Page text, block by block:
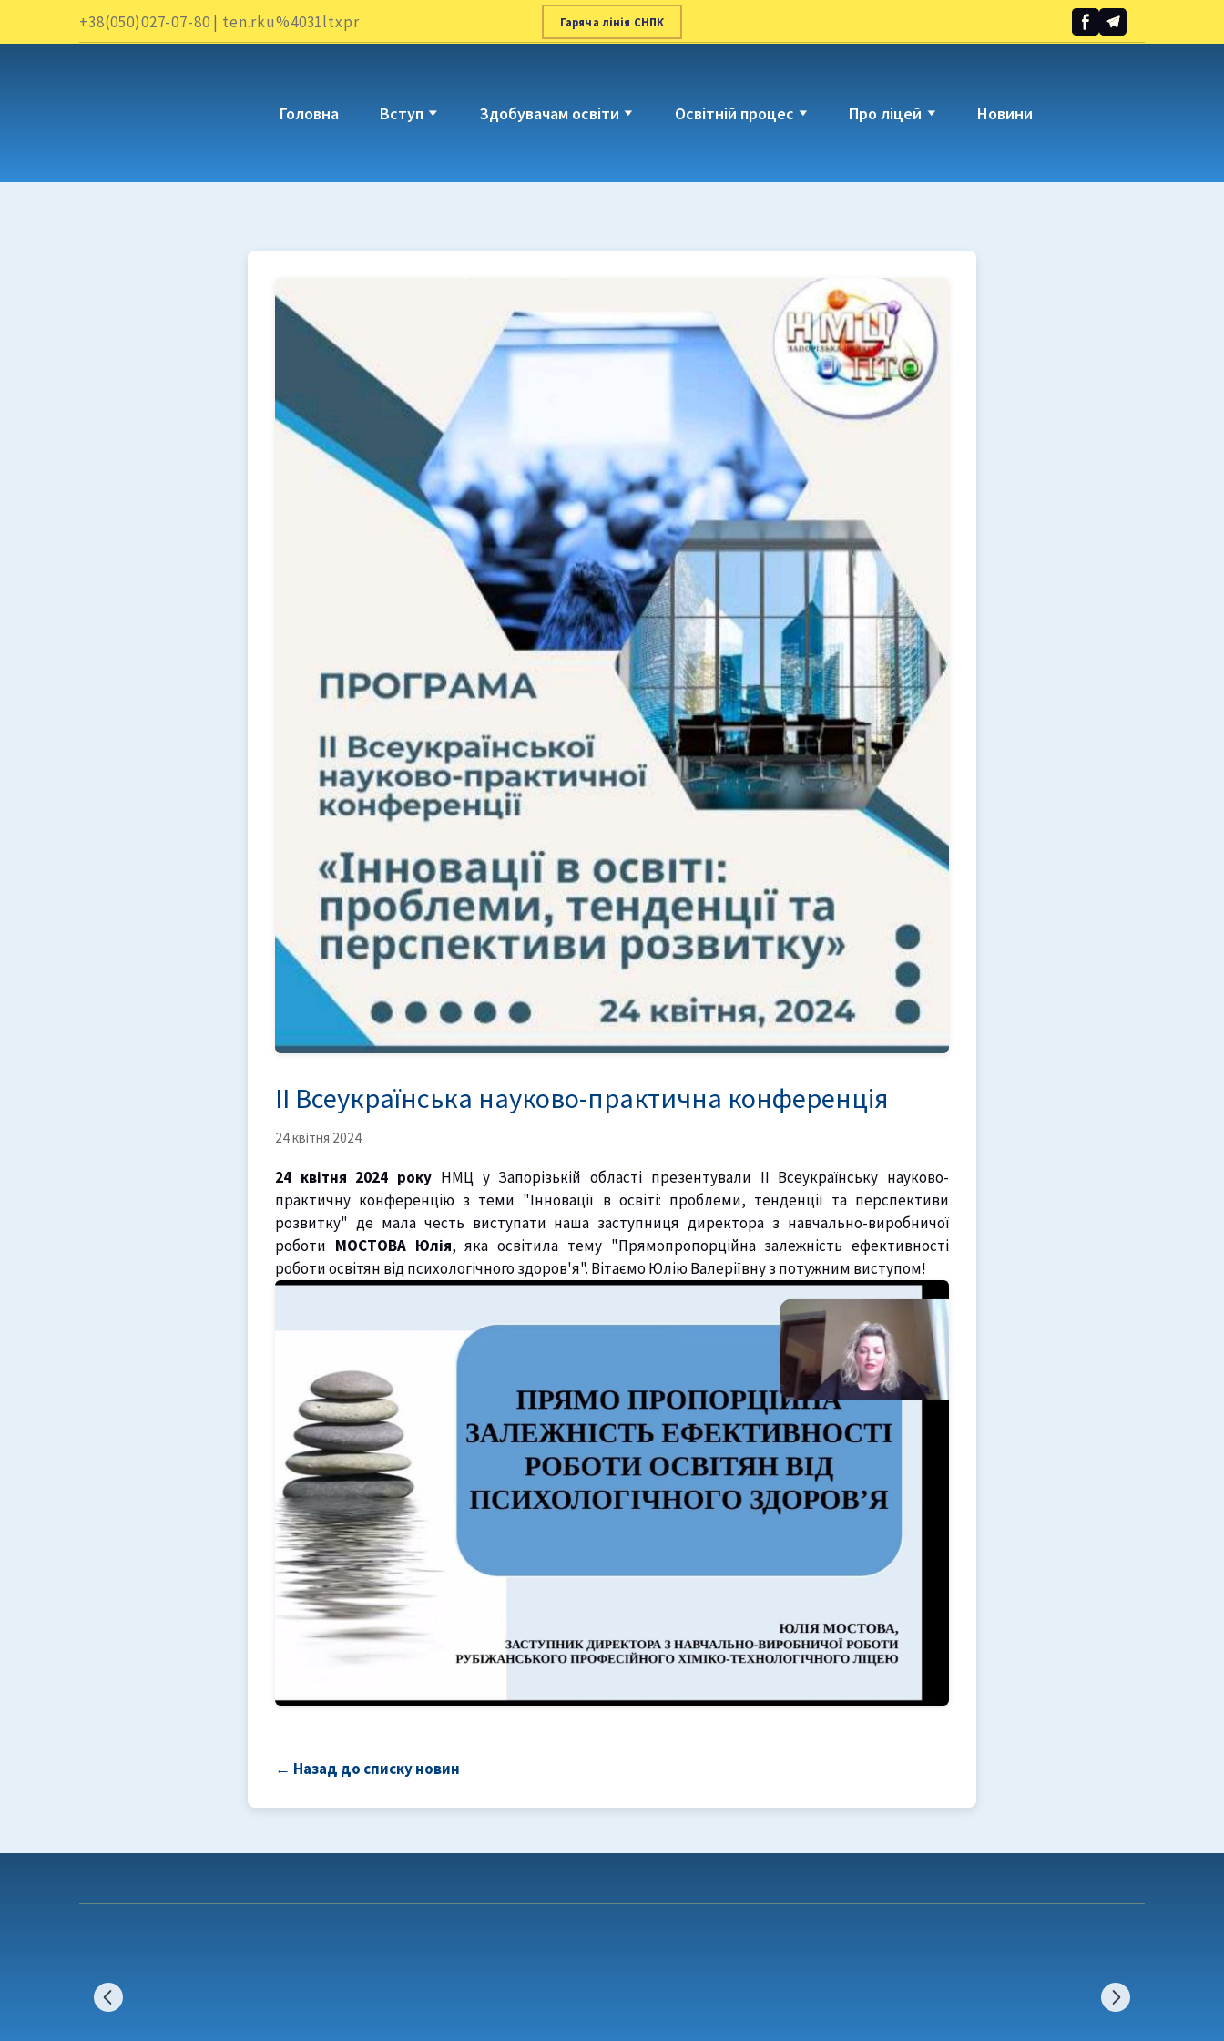
+38(050)027-07-80 | ten.rku%4031ltxpr Гаряча лінія СНПК
Головна Вступ Здобувачам освіти Освітній процес Про ліцей Новини
ІІ Всеукраїнська науково-практична конференція
24 квітня 2024
24 квітня 2024 року НМЦ у Запорізькій області презентували ІІ Всеукраїнську науково-
практичну конференцію з теми "Інновації в освіті: проблеми, тенденції та перспективи
розвитку" де мала честь виступати наша заступниця директора з навчально-виробничої
роботи МОСТОВА Юлія, яка освітила тему "Прямопропорційна залежність ефективності
роботи освітян від психологічного здоров'я". Вітаємо Юлію Валеріївну з потужним виступом!
← Назад до списку новин